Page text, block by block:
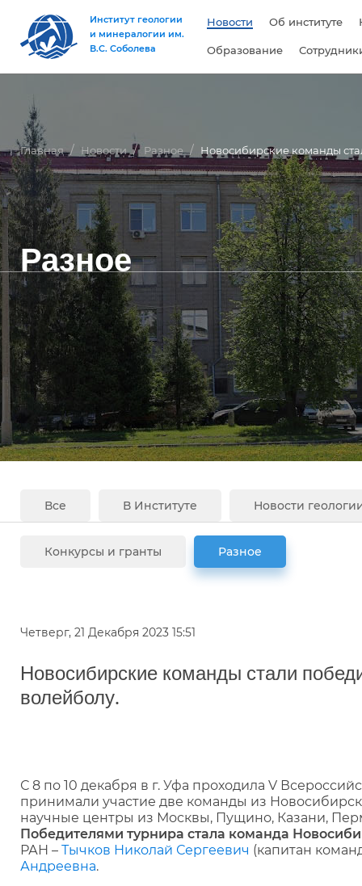
Институт геологии
и минералогии им.
В.С. Соболева
Новости Об институте
Образование
Главная Новости Разное Новосибирские команды
Разное
Все В Институте Новости
Конкурсы и гранты Разное
Четверг, 21 Декабря 2023 15:51
Новосибирские команды стали
волейболу.
С 8 по 10 декабря в г. Уфа проходила V
принимали участие две команды из
научные центры из Москвы, Пущино, Казани,
Победителями турнира стала команда
РАН – Тычков Николай Сергеевич (капитан
Андреевна.